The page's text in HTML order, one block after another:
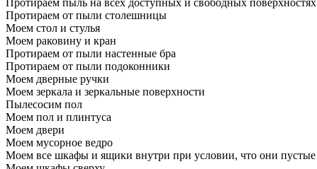
Протираем пыль на всех доступных и свободных поверхностях
Протираем от пыли столешницы
Моем стол и стулья
Моем раковину и кран
Протираем от пыли настенные бра
Протираем от пыли подоконники
Моем дверные ручки
Моем зеркала и зеркальные поверхности
Пылесосим пол
Моем пол и плинтуса
Моем двери
Моем мусорное ведро
Моем все шкафы и ящики внутри при условии, что они пустые